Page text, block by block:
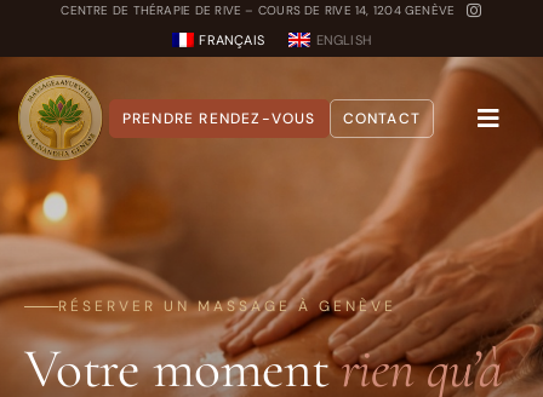
contenu
CENTRE DE THÉRAPIE DE RIVE – COURS DE RIVE 14, 1204 GENÈVE
FRANÇAIS ENGLISH
Toggle
A propos
Nos Soins
Carnet Ayurvédique
Quiz Dosha
PRENDRE RENDEZ-VOUS CONTACT
RÉSERVER UN MASSAGE À GENÈVE
Votre momentrien qu’à